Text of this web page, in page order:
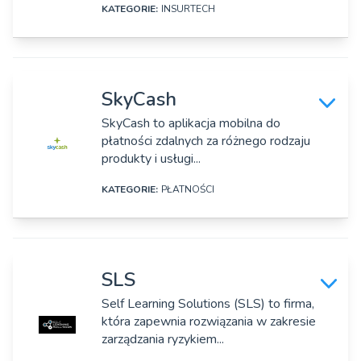
https://www.certum.pl/pl/simplysign/
Osoby zarządzające:
Robert Kobylański
KATEGORIE: INSURTECH
Nazwa firmy:
Skyblu.ai, sp. z o.o.
Adres:
Ul. Bagno 2/159, Warszawa
https://www.skyblu.ai/
Osoby zarządzające:
Kinga Kita Wojciechowska
SkyCash
SkyCash to aplikacja mobilna do
płatności zdalnych za różnego rodzaju
produkty i usługi...
KATEGORIE: PŁATNOŚCI
Nazwa firmy:
Adres:
ul. Sienna 73, Warszawa
SLS
Self Learning Solutions (SLS) to firma,
która zapewnia rozwiązania w zakresie
zarządzania ryzykiem...